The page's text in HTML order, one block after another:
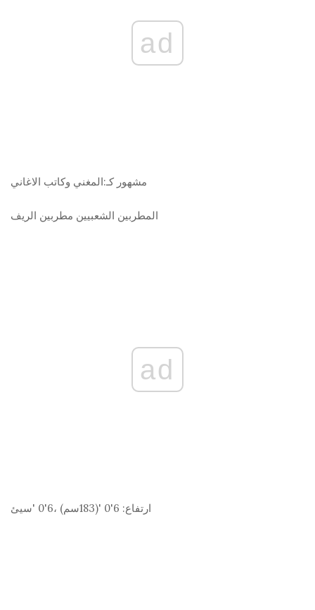
ad
مشهور كـ:المغني وكاتب الاغاني
المطربين الشعبيين مطربين الريف
ad
ارتفاع: سم) ،6'0 'سيئ